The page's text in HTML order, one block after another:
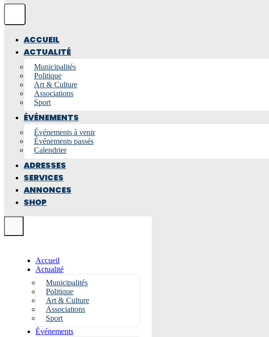
ACCUEIL
ACTUALITÉ
Municipalités
Politique
Art & Culture
Associations
Sport
ÉVÉNEMENTS
Événements à venir
Événements passés
Calendrier
ADRESSES
SERVICES
ANNONCES
SHOP
Accueil
Actualité
Municipalités
Politique
Art & Culture
Associations
Sport
Événements